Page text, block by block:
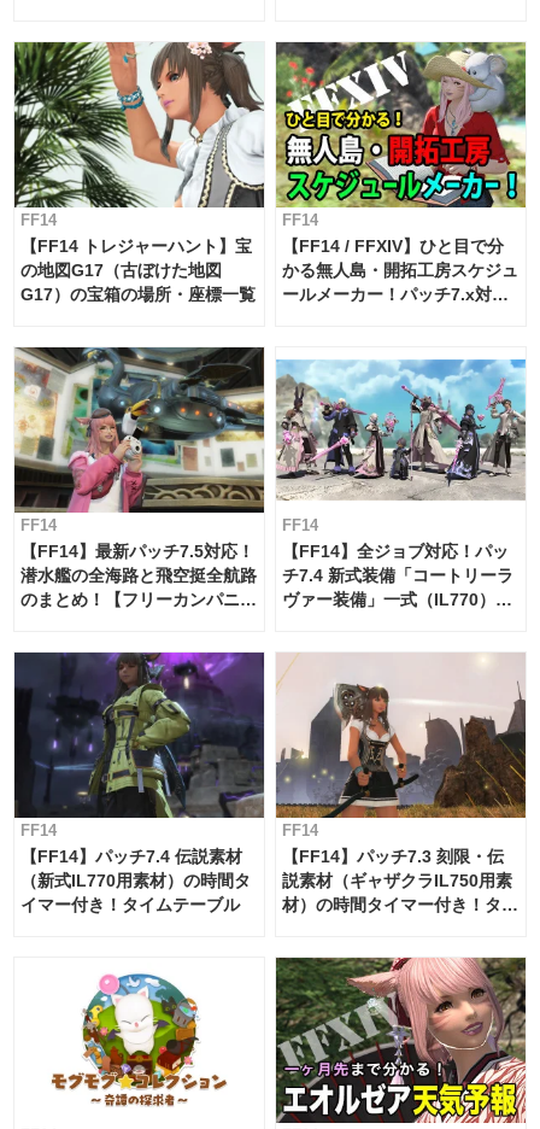
FF14
【FF14 トレジャーハント】宝
の地図G17（古ぼけた地図
G17）の宝箱の場所・座標一覧
FF14
【FF14 / FFXIV】ひと目で分
かる無人島・開拓工房スケジュ
ールメーカー！パッチ7.x対応
FF14
【FF14】最新パッチ7.5対応！
潜水艦の全海路と飛空挺全航路
のまとめ！【フリーカンパニ
FF14
【FF14】全ジョブ対応！パッ
チ7.4 新式装備「コートリーラ
ヴァー装備」一式（IL770）の
FF14
【FF14】パッチ7.4 伝説素材
（新式IL770用素材）の時間タ
イマー付き！タイムテーブル
FF14
【FF14】パッチ7.3 刻限・伝
説素材（ギャザクラIL750用素
材）の時間タイマー付き！タイ